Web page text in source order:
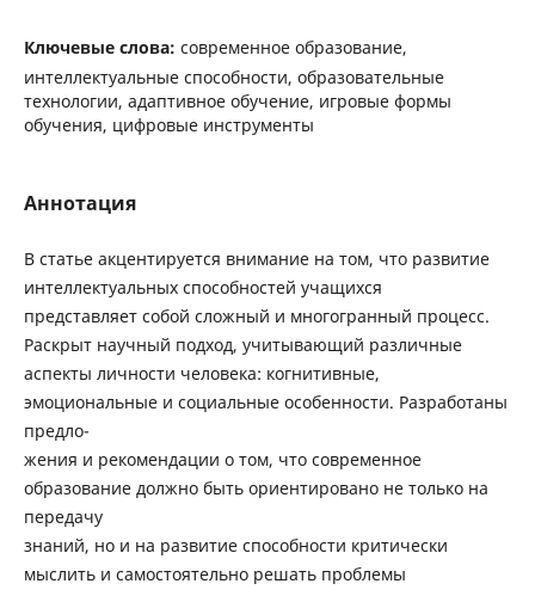
Ключевые слова: современное образование,
интеллектуальные способности, образовательные
технологии, адаптивное обучение, игровые формы
обучения, цифровые инструменты
Аннотация
В статье акцентируется внимание на том, что развитие
интеллектуальных способностей учащихся
представляет собой сложный и многогранный процесс.
Раскрыт научный подход, учитывающий различные
аспекты личности человека: когнитивные,
эмоциональные и социальные особенности. Разработаны
предло-
жения и рекомендации о том, что современное
образование должно быть ориентировано не только на
передачу
знаний, но и на развитие способности критически
мыслить и самостоятельно решать проблемы